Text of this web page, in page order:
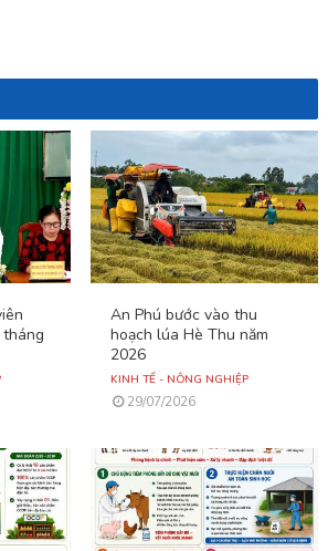
tháng
An Phú bước vào thu
hoạch lúa Hè Thu năm
2026
KINH TẾ - NÔNG NGHIỆP
29/07/2026